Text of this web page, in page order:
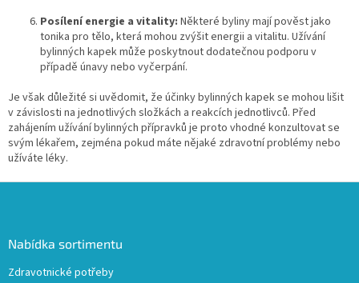
Posílení energie a vitality: Některé byliny mají pověst jako
tonika pro tělo, která mohou zvýšit energii a vitalitu. Užívání
bylinných kapek může poskytnout dodatečnou podporu v
případě únavy nebo vyčerpání.
Je však důležité si uvědomit, že účinky bylinných kapek se mohou lišit
v závislosti na jednotlivých složkách a reakcích jednotlivců. Před
zahájením užívání bylinných přípravků je proto vhodné konzultovat se
svým lékařem, zejména pokud máte nějaké zdravotní problémy nebo
užíváte léky.
Nabídka sortimentu
Zdravotnické potřeby